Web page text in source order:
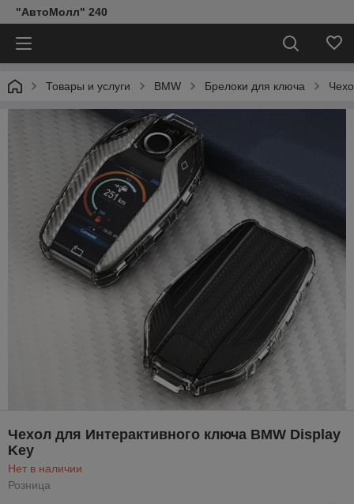
"АвтоМолл" 240
Товары и услуги BMW Брелоки для ключа
Чехол для Интерактивного ключа BMW Display
Key
Нет в наличии
Розница